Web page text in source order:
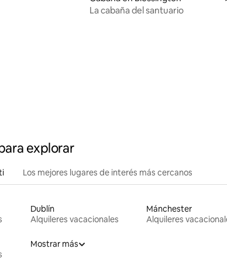
La cabaña del santuario
explorar
Los mejores lugares de interés más cercanos
Dublín
Alquileres vacacionales
Mánchester
Alquileres
Mostrar más